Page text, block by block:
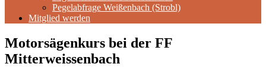
Pegelabfrage Weißenbach (Strobl)
Mitglied werden
Motorsägenkurs bei der FF
Mitterweissenbach